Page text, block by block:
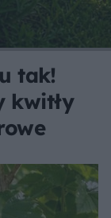
tak!
kwitły